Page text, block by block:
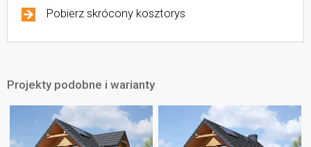
Pobierz skrócony kosztorys
Projekty podobne i warianty